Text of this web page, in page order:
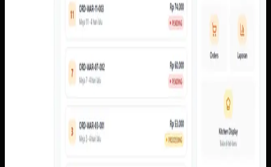
Baca studi kasus